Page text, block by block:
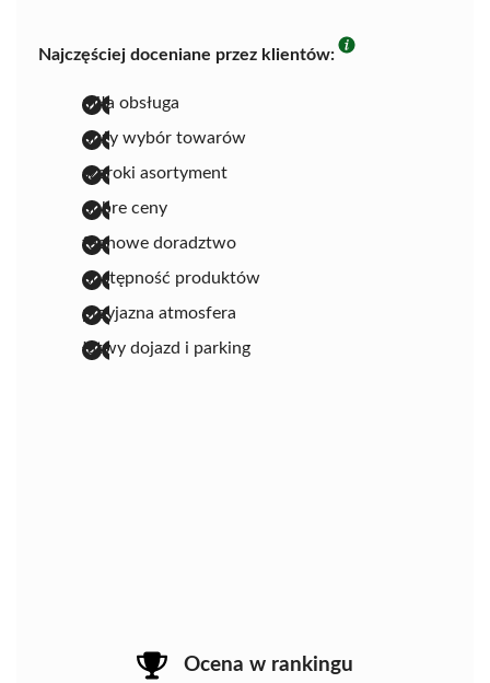
Najczęściej doceniane przez klientów:
miła obsługa
duży wybór towarów
szeroki asortyment
dobre ceny
fachowe doradztwo
dostępność produktów
przyjazna atmosfera
łatwy dojazd i parking
Ocena w rankingu